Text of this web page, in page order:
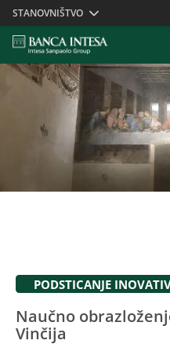
Skiplinks
STANOVNIŠTVO
PODSTICANJE
Naučno
Vinčija